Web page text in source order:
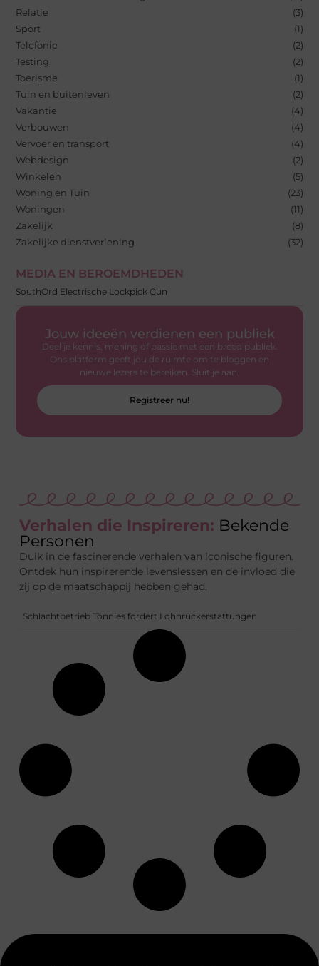
Relatie
(3)
Sport
(1)
Telefonie
(2)
Testing
(2)
Toerisme
(1)
Tuin en buitenleven
(2)
Vakantie
(4)
Verbouwen
(4)
Vervoer en transport
(4)
Webdesign
(2)
Winkelen
(5)
Woning en Tuin
(23)
Woningen
(11)
Zakelijk
(8)
Zakelijke dienstverlening
(32)
MEDIA EN BEROEMDHEDEN
SouthOrd Electrische Lockpick Gun
Jouw ideeën verdienen een publiek
Deel je kennis, mening of passie met een breed publiek.
Ons platform geeft jou de ruimte om te bloggen en
nieuwe lezers te bereiken. Sluit je aan.
Registreer nu!
Verhalen die Inspireren: Bekende
Personen
Duik in de fascinerende verhalen van iconische figuren.
Ontdek hun inspirerende levenslessen en de invloed die
zij op de maatschappij hebben gehad.
Schlachtbetrieb Tönnies fordert Lohnrückerstattungen